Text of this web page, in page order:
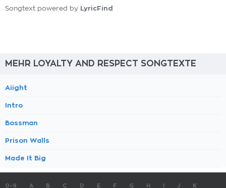
Songtext powered by LyricFind
MEHR LOYALTY AND RESPECT SONGTEXTE
Aiight
Intro
Bossman
Prison Walls
Made It Big
0-9 A B C D E F G H J K